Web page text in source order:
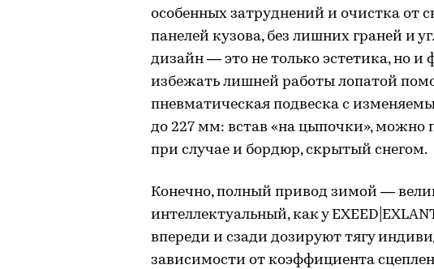
особенных затруднений и очистка от
панелей кузова, без лишних граней и
дизайн — это не только эстетика, но и
избежать лишней работы лопатой
пневматическая подвеска с
до 227 мм: встав «на цыпочки», можно
при случае и бордюр, скрытый снегом.
Конечно, полный привод зимой —
интеллектуальный, как у
впереди и сзади дозируют тягу
зависимости от коэффициента